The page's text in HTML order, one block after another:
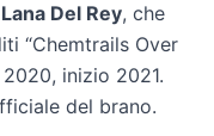
Lana Del Rey, che
“Chemtrails Over
inizio 2021.
del brano.